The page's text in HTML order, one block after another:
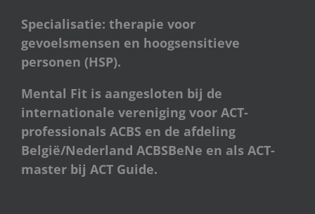
Specialisatie: therapie voor
gevoelsmensen en hoogsensitieve
personen (HSP).
Mental Fit is aangesloten bij de
internationale vereniging voor ACT-
professionals ACBS en de afdeling
België/Nederland ACBSBeNe en als ACT-
master bij ACT Guide.